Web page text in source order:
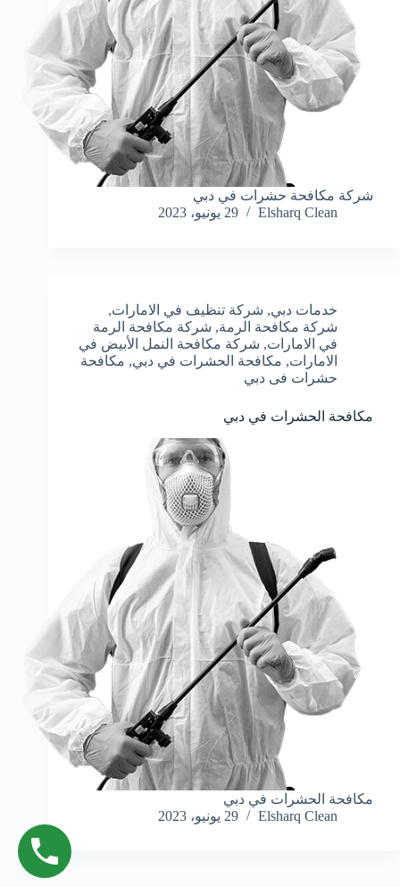
شركة مكافحة حشرات في دبي
Elsharq Clean
29 يونيو، 2023
خدمات دبي, شركة تنظيف في الامارات,
شركة مكافحة الرمة, شركة مكافحة الرمة
في الامارات, شركة مكافحة النمل الأبيض في
الامارات, مكافحة الحشرات في دبي, مكافحة
حشرات فى دبي
مكافحة الحشرات في دبي
مكافحة الحشرات في دبي
Elsharq Clean
29 يونيو، 2023